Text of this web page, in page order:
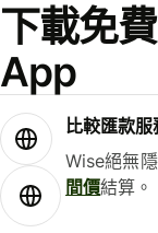
下載免
App
比較匯款
Wise絕無
間價結算。